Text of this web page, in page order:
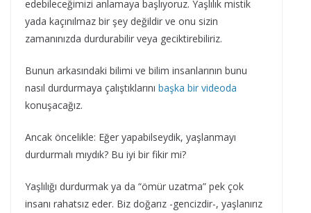
edebileceğimizi anlamaya başlıyoruz. Yaşlılık mistik
yada kaçınılmaz bir şey değildir ve onu sizin
zamanınızda durdurabilir veya geciktirebiliriz.
Bunun arkasındaki bilimi ve bilim insanlarının bunu
nasıl durdurmaya çalıştıklarını başka bir videoda
konuşacağız.
Ancak öncelikle: Eğer yapabilseydik, yaşlanmayı
durdurmalı mıydık? Bu iyi bir fikir mi?
Yaşlılığı durdurmak ya da “ömür uzatma” pek çok
insanı rahatsız eder. Biz doğarız -gencizdir-, yaşlanırız